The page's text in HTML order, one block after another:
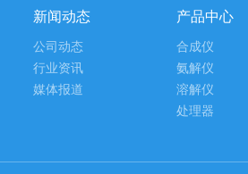
新闻动态
公司动态
行业资讯
媒体报道
产品中心
合成仪
氨解仪
溶解仪
处理器